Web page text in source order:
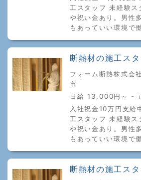
工スタッフ 未経験ス
や祝い金あり。男性
もあっていい環境で
断熱材の施工スタ
フォーム断熱株式会
市
日給 13,000円～ -
入社祝金10万円支
工スタッフ 未経験ス
や祝い金あり。男性
もあっていい環境で
断熱材の施工スタ